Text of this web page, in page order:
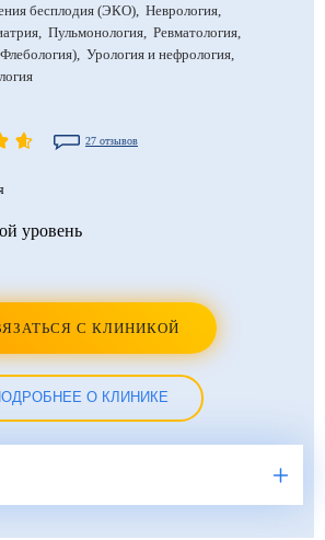
бесплодия (ЭКО)
Неврология
Пульмонология Ревматология
Урология и нефрология
27 отзывов
уровень
С КЛИНИКОЙ
ПОДРОБНЕЕ О КЛИНИКЕ